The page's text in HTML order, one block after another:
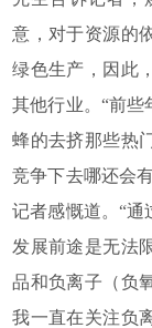
意，对于资源的
绿色生产，因此
其他行业。“前些
蜂的去挤那些热
竞争下去哪还会
记者感慨道。“通
发展前途是无法
品和负离子（负
我一直在关注负